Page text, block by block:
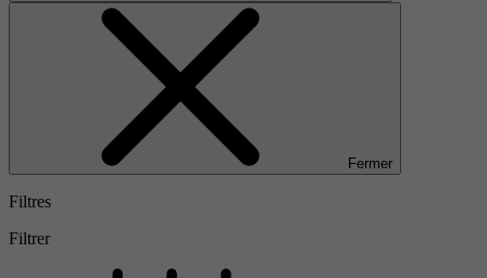
Fermer
Filtres
Filtrer